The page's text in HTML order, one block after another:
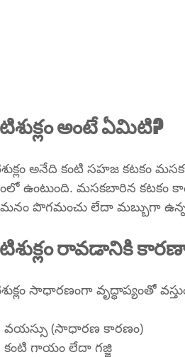
అంటే ఏమిటి?
అనేది కంటి సహజ కటకం
ఉంటుంది. మసకబారిన కటకం
పొగమంచు లేదా మబ్బుగా ఉన్న
రావడానికి
సాధారణంగా వృద్ధాప్యంతో
వయస్సు (సాధారణ కారణం)
కంటి గాయం లేదా గజ్జి